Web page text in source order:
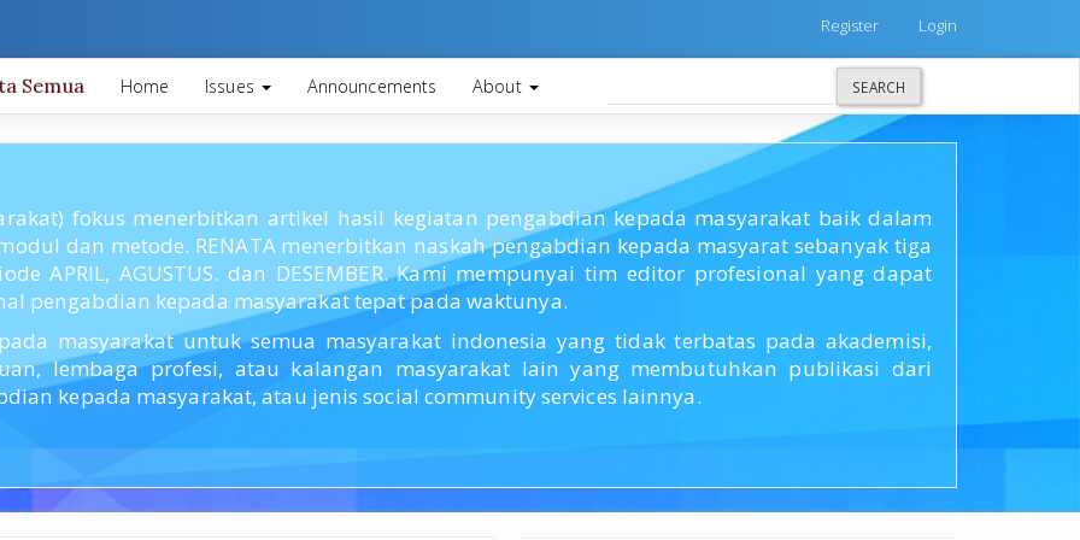
Register Login
Semua Home Issues Announcements About SEARCH
fokus menerbitkan artikel hasil kegiatan pengabdian kepada masyarakat baik dalam
dan metode. RENATA menerbitkan naskah pengabdian kepada masyarat sebanyak tiga
APRIL, AGUSTUS. dan DESEMBER. Kami mempunyai tim editor profesional yang dapat
pengabdian kepada masyarakat tepat pada waktunya.
masyarakat untuk semua masyarakat indonesia yang tidak terbatas pada akademisi,
lembaga profesi, atau kalangan masyarakat lain yang membutuhkan publikasi dari
kepada masyarakat, atau jenis social community services lainnya.